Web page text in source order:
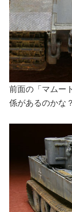
前面の「マムー
係があるのかな